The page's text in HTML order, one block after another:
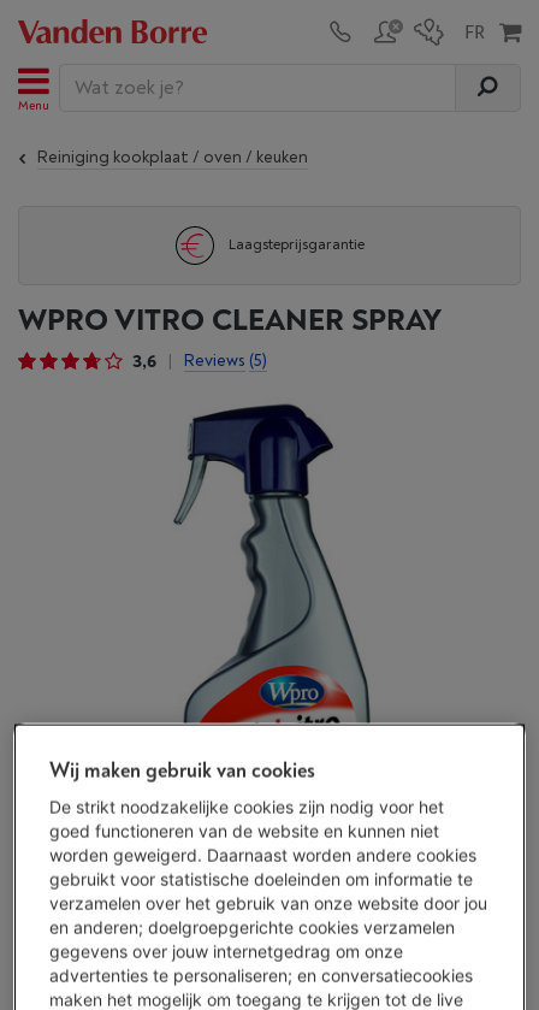
Menu
Reiniging kookplaat / oven / keuken
Laagsteprijsgarantie
WPRO VITRO CLEANER SPRAY
3,6 Reviews (5)
Beperkt beschikbaar -Bekijk voorraad
€ 8,95
Wij maken gebruik van cookies
De strikt noodzakelijke cookies zijn nodig voor het
goed functioneren van de website en kunnen niet
worden geweigerd. Daarnaast worden andere cookies
gebruikt voor statistische doeleinden om informatie te
verzamelen over het gebruik van onze website door jou
en anderen; doelgroepgerichte cookies verzamelen
gegevens over jouw internetgedrag om onze
advertenties te personaliseren; en conversatiecookies
maken het mogelijk om toegang te krijgen tot de live